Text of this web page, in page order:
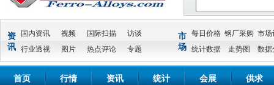
资
讯
国内资讯 视频 国际扫描
访谈
行业透视
图片 热点评论 专题
市
场
每日价格 钢厂采购 市场
统计数据
走势图 数据
首页 行情 资讯 统计 会展 供求